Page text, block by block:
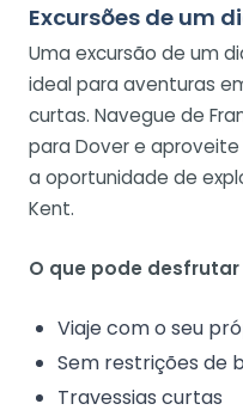
Excursões de um
Uma excursão de um
ideal para aventuras
curtas. Navegue de
para Dover e
a oportunidade de
Kent.
O que pode
Viaje com o seu
Sem restrições de
Travessias curtas